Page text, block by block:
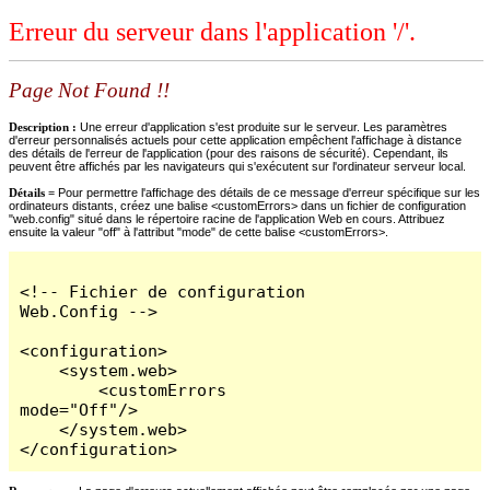
Erreur du serveur dans l'application '/'.
Page Not Found !!
Description : Une erreur d'application s'est produite sur le serveur. Les paramètres
d'erreur personnalisés actuels pour cette application empêchent l'affichage à distance
des détails de l'erreur de l'application (pour des raisons de sécurité). Cependant, ils
peuvent être affichés par les navigateurs qui s'exécutent sur l'ordinateur serveur local.
Détails = Pour permettre l'affichage des détails de ce message d'erreur spécifique sur les
ordinateurs distants, créez une balise <customErrors> dans un fichier de configuration
"web.config" situé dans le répertoire racine de l'application Web en cours. Attribuez
ensuite la valeur "off" à l'attribut "mode" de cette balise <customErrors>.
<!-- Fichier de configuration
Web.Config -->
<configuration>
    <system.web>
        <customErrors
mode="Off"/>
    </system.web>
</configuration>